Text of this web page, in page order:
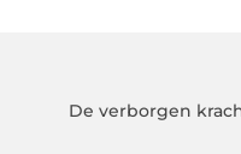
De verborgen